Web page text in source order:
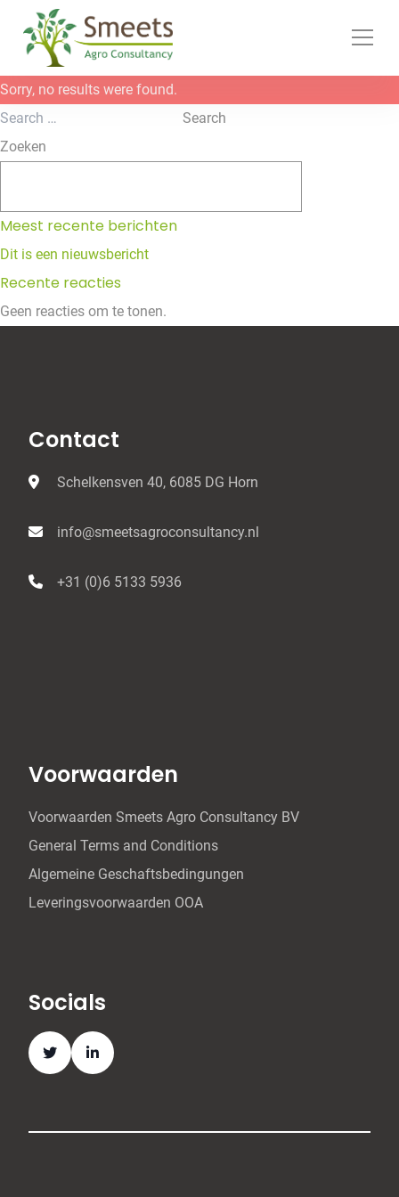
Ga naar de inhoud
Sorry, no results were found.
Search for:
Search
Zoeken
Meest recente berichten
Dit is een nieuwsbericht
Recente reacties
Geen reacties om te tonen.
Contact
Schelkensven 40, 6085 DG Horn
info@smeetsagroconsultancy.nl
+31 (0)6 5133 5936
Voorwaarden
Voorwaarden Smeets Agro Consultancy BV
General Terms and Conditions
Algemeine Geschaftsbedingungen
Leveringsvoorwaarden OOA
Socials